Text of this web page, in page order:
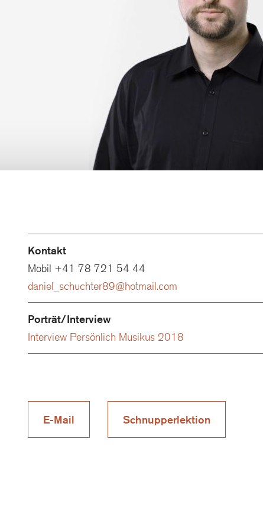
Kontakt
Mobil +41 78 721 54 44
daniel_schuchter89@hotmail.com
Porträt/Interview
Interview Persönlich Musikus 2018
E-Mail Schnupperlektion